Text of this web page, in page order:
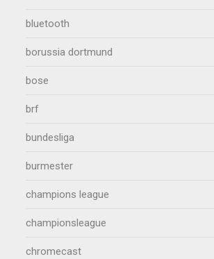
bluetooth
borussia dortmund
bose
brf
bundesliga
burmester
champions league
championsleague
chromecast